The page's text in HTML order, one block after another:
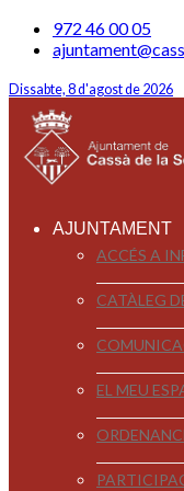
972 46 00 05
Dissabte, 8 d'agost de 2026
AJUNTAMENT
ACCÉS A
CATÀLEG
EL MEU